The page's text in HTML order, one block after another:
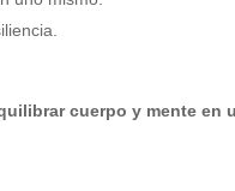
cuerpo y mente